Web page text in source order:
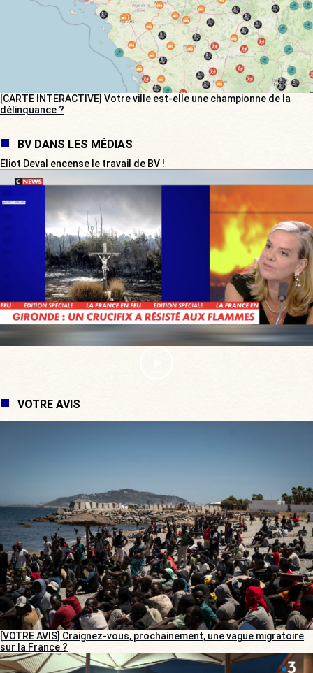
[CARTE INTERACTIVE] Votre ville est-elle une championne de la
délinquance ?
BV DANS LES MÉDIAS
Eliot Deval encense le travail de BV !
VOTRE AVIS
[VOTRE AVIS] Craignez-vous, prochainement, une vague migratoire
sur la France ?